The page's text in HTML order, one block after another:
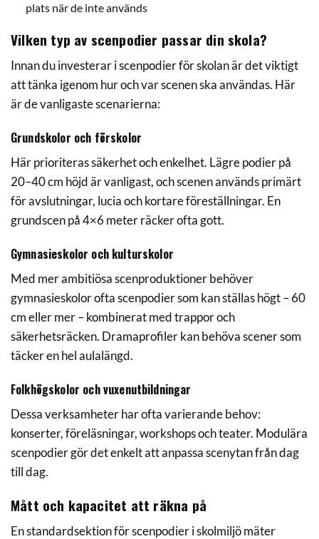
plats när de inte används
Vilken typ av scenpodier passar din skola?
Innan du investerar i scenpodier för skolan är det viktigt
att tänka igenom hur och var scenen ska användas. Här
är de vanligaste scenarierna:
Grundskolor och förskolor
Här prioriteras säkerhet och enkelhet. Lägre podier på
20–40 cm höjd är vanligast, och scenen används primärt
för avslutningar, lucia och kortare föreställningar. En
grundscen på 4×6 meter räcker ofta gott.
Gymnasieskolor och kulturskolor
Med mer ambitiösa scenproduktioner behöver
gymnasieskolor ofta scenpodier som kan ställas högt – 60
cm eller mer – kombinerat med trappor och
säkerhetsräcken. Dramaprofiler kan behöva scener som
täcker en hel aulalängd.
Folkhögskolor och vuxenutbildningar
Dessa verksamheter har ofta varierande behov:
konserter, föreläsningar, workshops och teater. Modulära
scenpodier gör det enkelt att anpassa scenytan från dag
till dag.
Mått och kapacitet att räkna på
En standardsektion för scenpodier i skolmiljö mäter